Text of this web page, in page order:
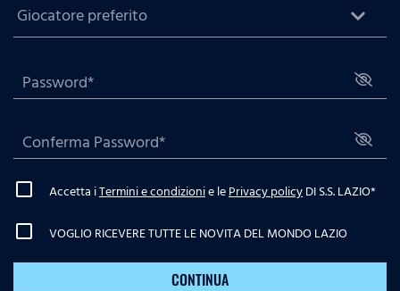
Accetta iTermini e condizionie lePrivacy policyDI S.S. LAZIO*
VOGLIO RICEVERE TUTTE LE NOVITA DEL MONDO LAZIO
CONTINUA